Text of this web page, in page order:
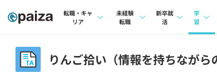
転職・キャ
リア
インタビュー
未経験
転職
インタビュー
新卒就
活
本選考
学
習
りんご拾い（情報を持ちなが